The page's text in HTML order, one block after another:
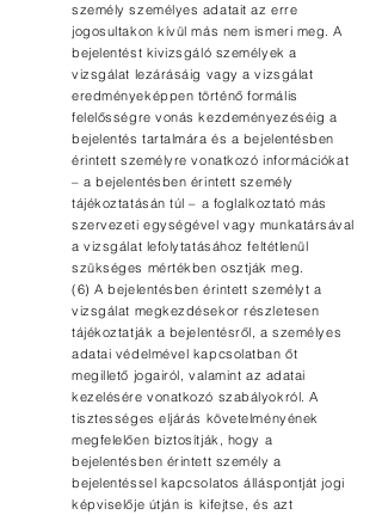
személy személyes adatait az erre
jogosultakon kívül más nem ismeri meg. A
bejelentést kivizsgáló személyek a
vizsgálat lezárásáig vagy a vizsgálat
eredményeképpen történő formális
felelősségre vonás kezdeményezéséig a
bejelentés tartalmára és a bejelentésben
érintett személyre vonatkozó információkat
– a bejelentésben érintett személy
tájékoztatásán túl – a foglalkoztató más
szervezeti egységével vagy munkatársával
a vizsgálat lefolytatásához feltétlenül
szükséges mértékben osztják meg.
(6) A bejelentésben érintett személyt a
vizsgálat megkezdésekor részletesen
tájékoztatják a bejelentésről, a személyes
adatai védelmével kapcsolatban őt
megillető jogairól, valamint az adatai
kezelésére vonatkozó szabályokról. A
tisztességes eljárás követelményének
megfelelően biztosítják, hogy a
bejelentésben érintett személy a
bejelentéssel kapcsolatos álláspontját jogi
képviselője útján is kifejtse, és azt